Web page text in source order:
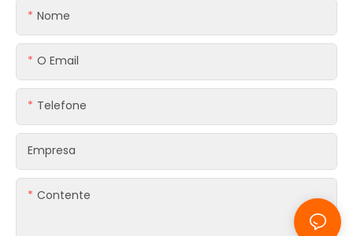
Nome
O Email
Telefone
Empresa
Contente